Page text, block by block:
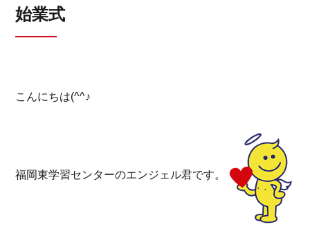
始業式
こんにちは(^^♪
福岡東学習センターのエンジェル君です。